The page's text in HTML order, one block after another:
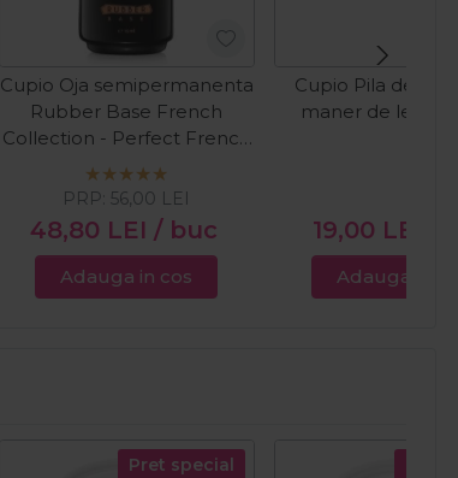
Cupio Oja semipermanenta
Rubber Base French
Collection - Perfect French
15ml
48,80 LEI / buc
PRP: 56,00 LEI
Adauga in cos
Cupio Pila de
maner de lemn
19,00 LEI
Adauga in
Pret special